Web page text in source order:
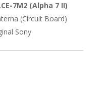
7M2 (Alpha 7 II)
(Circuit Board)
Sony